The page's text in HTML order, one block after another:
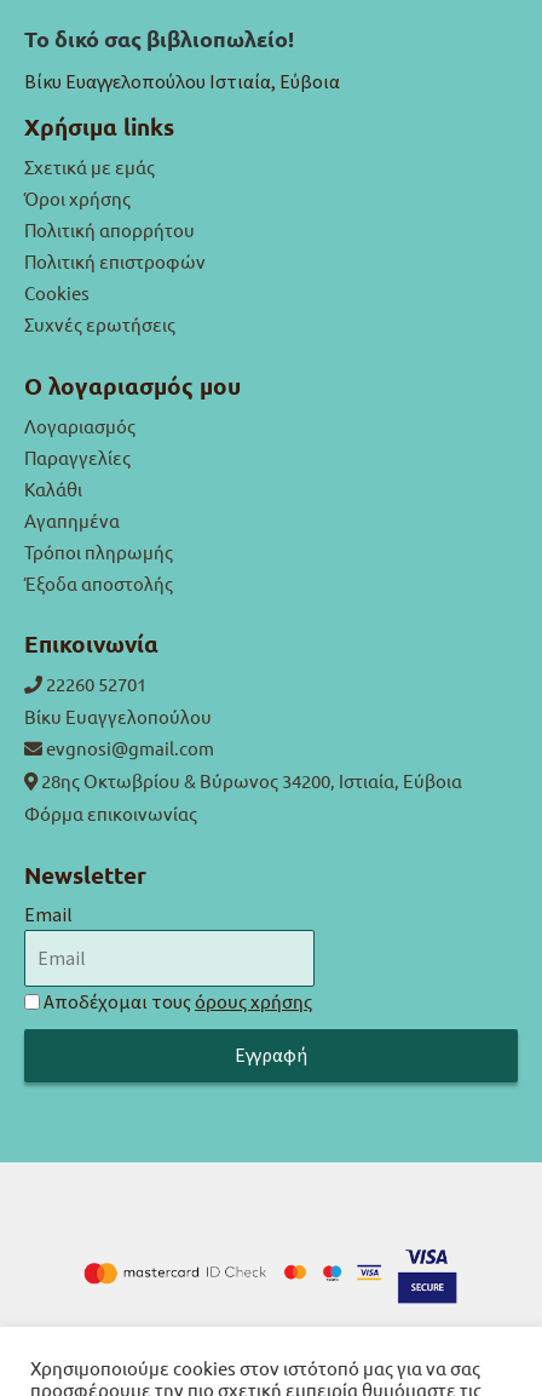
Το δικό σας βιβλιοπωλείο!
Βίκυ Ευαγγελοπούλου Ιστιαία, Εύβοια
Χρήσιμα links
Σχετικά με εμάς
Όροι χρήσης
Πολιτική απορρήτου
Πολιτική επιστροφών
Cookies
Συχνές ερωτήσεις
Ο λογαριασμός μου
Λογαριασμός
Παραγγελίες
Καλάθι
Αγαπημένα
Τρόποι πληρωμής
Έξοδα αποστολής
Επικοινωνία
22260 52701
Βίκυ Ευαγγελοπούλου
evgnosi@gmail.com
28ης Οκτωβρίου & Βύρωνος 34200, Ιστιαία, Εύβοια
Φόρμα επικοινωνίας
Newsletter
Email
Αποδέχομαι τους όρους χρήσης
Cookies-Όροι χρήσης-Πολιτική απορρήτου
Χρησιμοποιούμε cookies στον ιστότοπό μας για να σας
προσφέρουμε την πιο σχετική εμπειρία θυμόμαστε τις